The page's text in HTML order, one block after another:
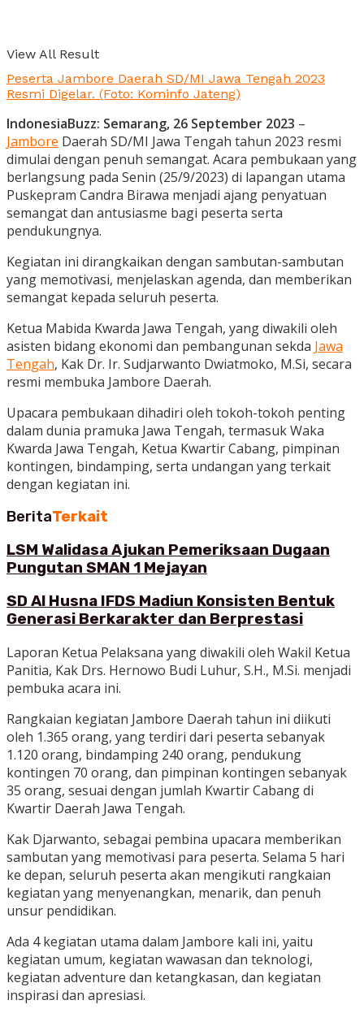
View All Result
Peserta Jambore Daerah SD/MI Jawa Tengah 2023
Resmi Digelar. (Foto: Kominfo Jateng)
IndonesiaBuzz: Semarang, 26 September 2023 –
Jambore Daerah SD/MI Jawa Tengah tahun 2023 resmi
dimulai dengan penuh semangat. Acara pembukaan yang
berlangsung pada Senin (25/9/2023) di lapangan utama
Puskepram Candra Birawa menjadi ajang penyatuan
semangat dan antusiasme bagi peserta serta
pendukungnya.
Kegiatan ini dirangkaikan dengan sambutan-sambutan
yang memotivasi, menjelaskan agenda, dan memberikan
semangat kepada seluruh peserta.
Ketua Mabida Kwarda Jawa Tengah, yang diwakili oleh
asisten bidang ekonomi dan pembangunan sekda Jawa
Tengah, Kak Dr. Ir. Sudjarwanto Dwiatmoko, M.Si, secara
resmi membuka Jambore Daerah.
Upacara pembukaan dihadiri oleh tokoh-tokoh penting
dalam dunia pramuka Jawa Tengah, termasuk Waka
Kwarda Jawa Tengah, Ketua Kwartir Cabang, pimpinan
kontingen, bindamping, serta undangan yang terkait
dengan kegiatan ini.
BeritaTerkait
LSM Walidasa Ajukan Pemeriksaan Dugaan
Pungutan SMAN 1 Mejayan
SD Al Husna IFDS Madiun Konsisten Bentuk
Generasi Berkarakter dan Berprestasi
Laporan Ketua Pelaksana yang diwakili oleh Wakil Ketua
Panitia, Kak Drs. Hernowo Budi Luhur, S.H., M.Si. menjadi
pembuka acara ini.
Rangkaian kegiatan Jambore Daerah tahun ini diikuti
oleh 1.365 orang, yang terdiri dari peserta sebanyak
1.120 orang, bindamping 240 orang, pendukung
kontingen 70 orang, dan pimpinan kontingen sebanyak
35 orang, sesuai dengan jumlah Kwartir Cabang di
Kwartir Daerah Jawa Tengah.
Kak Djarwanto, sebagai pembina upacara memberikan
sambutan yang memotivasi para peserta. Selama 5 hari
ke depan, seluruh peserta akan mengikuti rangkaian
kegiatan yang menyenangkan, menarik, dan penuh
unsur pendidikan.
Ada 4 kegiatan utama dalam Jambore kali ini, yaitu
kegiatan umum, kegiatan wawasan dan teknologi,
kegiatan adventure dan ketangkasan, dan kegiatan
inspirasi dan apresiasi.